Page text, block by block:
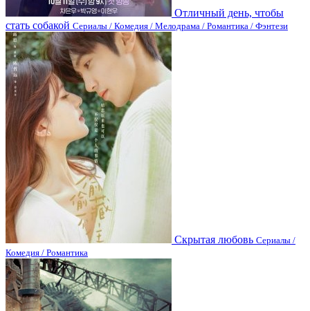
Отличный день, чтобы
стать собакой Сериалы / Комедия / Мелодрама / Романтика / Фэнтези
Скрытая любовь Сериалы /
Комедия / Романтика